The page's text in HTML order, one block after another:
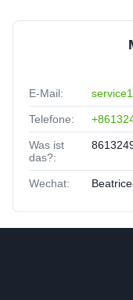
E-Mail:
Telefone:
Was ist
das?:
Wechat: